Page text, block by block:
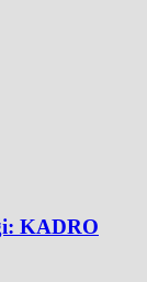
KADRO